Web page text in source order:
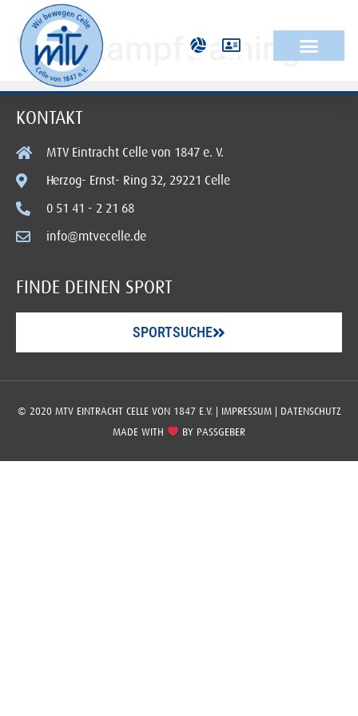
Wettkampftraining
KONTAKT
MTV Eintracht Celle von 1847 e. V.
Herzog- Ernst- Ring 32, 29221 Celle
0 51 41 - 2 21 68
info@mtvecelle.de
FINDE DEINEN SPORT
SPORTSUCHE
© 2020 MTV EINTRACHT CELLE VON 1847 E.V. | IMPRESSUM| DATENSCHUTZ
MADE WITH
BY PASSGEBER